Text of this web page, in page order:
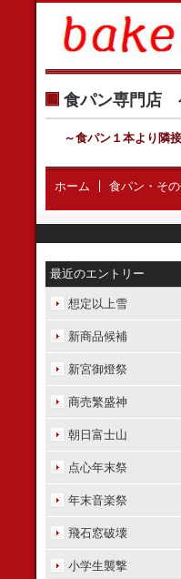
食パン専門
～食パン１本より隣
ホーム 食パン・そ
最近のエントリー
想定以上雪
新商品候補
新宮御燈祭
商売繁盛神
朝日富士山
点心年末祭
年末音楽祭
飛石窓破壊
小学生襲撃